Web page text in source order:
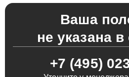
Ваша
не указана в
+7 (495)